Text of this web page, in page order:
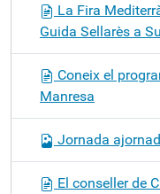
La Fira
Guida Sellarès a
Coneix el
Manresa
Jornada
El conseller de